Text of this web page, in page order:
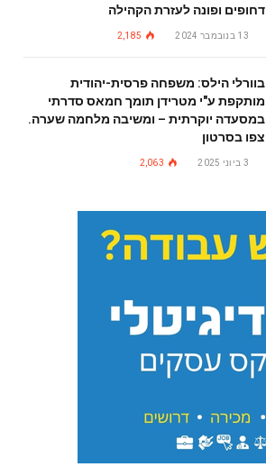
דחופים ופונה לעזרת הקהילה
13 בנובמבר 2024 2,185
בוורלי הילס: משפחה פרסית-יהודית
מותקפת ע"י מטרידן תומך חמאס סדרתי
במסעדה יוקרתית – ומשיבה מלחמה שערה.
צפו בסרטון
3 ביוני 2025 2,063